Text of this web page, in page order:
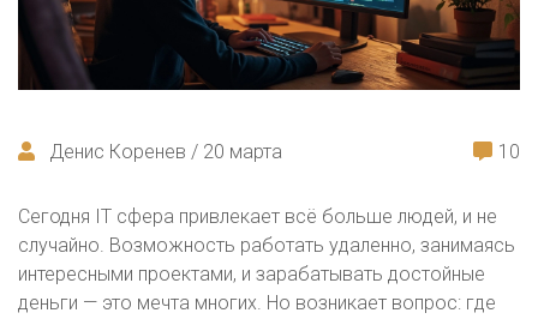
Денис Коренев / 20 марта 10
Сегодня IT сфера привлекает всё больше людей, и не
случайно. Возможность работать удаленно, занимаясь
интересными проектами, и зарабатывать достойные
деньги — это мечта многих. Но возникает вопрос: где